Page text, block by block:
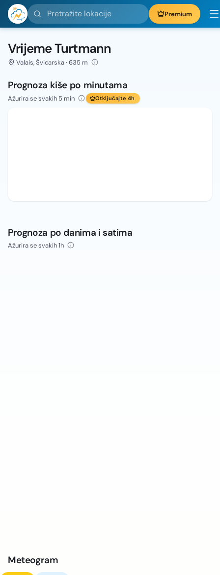
Pretražite lokacije Premium
Vrijeme Turtmann
Valais, Švicarska · 635 m
Prognoza kiše po minutama
Ažurira se svakih 5 min Otključajte 4h
Prognoza po danima i satima
Ažurira se svakih 1h
Meteogram